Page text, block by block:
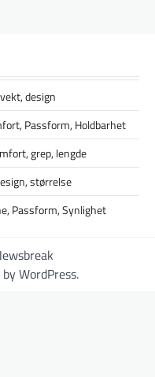
design
Passform, Holdbarhet
grep, lengde
størrelse
Passform, Synlighet
byWordPress.